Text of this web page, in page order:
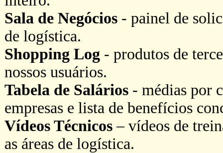
Sala de Negócios - painel de
de logística.
Shopping Log - produtos de
nossos usuários.
Tabela de Salários - médias por
empresas e lista de benefícios
Vídeos Técnicos – vídeos de
as áreas de logística.